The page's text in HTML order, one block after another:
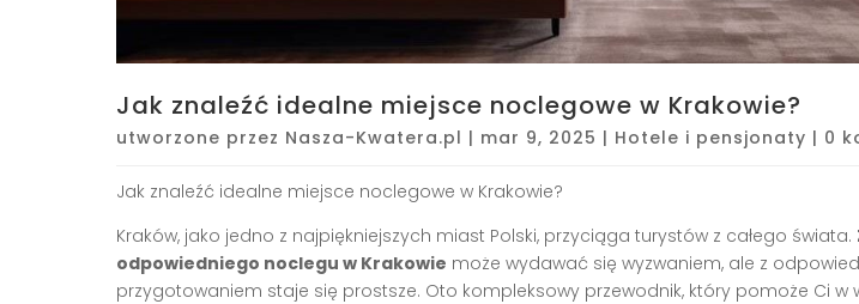
Jak znaleźć idealne miejsce noclegowe w Krakowie?
utworzone przez Nasza-Kwatera.pl | mar 9, 2025 | Hotele i pensjonaty | 0
Jak znaleźć idealne miejsce noclegowe w Krakowie?
Kraków, jako jedno z najpiękniejszych miast Polski, przyciąga turystów z całego świata.
odpowiedniego noclegu w Krakowie może wydawać się wyzwaniem, ale z
przygotowaniem staje się prostsze. Oto kompleksowy przewodnik, który pomoże Ci w